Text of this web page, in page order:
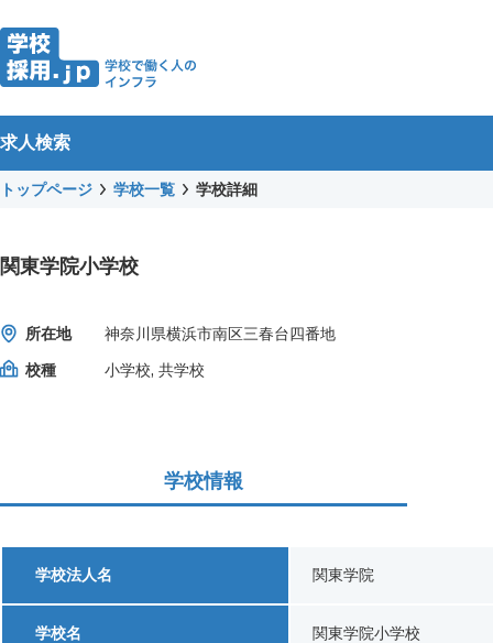
求人検索
トップページ 学校一覧 学校詳細
関東学院小学校
所在地
神奈川県横浜市南区三春台四番地
校種
小学校, 共学校
学校情報
学校法人名 関東学院
学校名 関東学院小学校